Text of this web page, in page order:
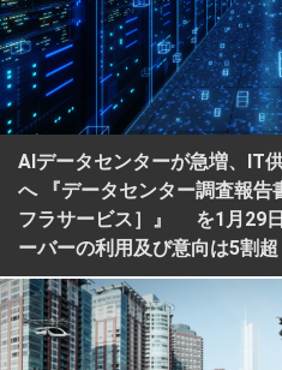
AIデータセンターが急増、IT
へ 『データセンター調査報
フラサービス］』 を1月29
ーバーの利用及び意向は5割超